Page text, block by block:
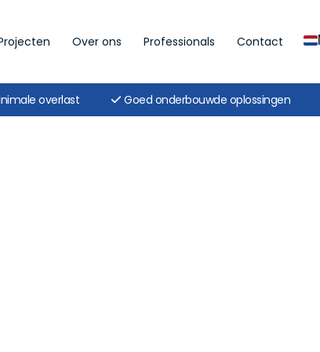
Over ons Professionals Contact
overlast Goed onderbouwde oplossingen